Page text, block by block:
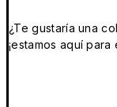
¿Te gustaría una
¡estamos aquí para